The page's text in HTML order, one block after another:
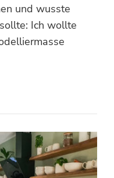
und wusste
Ich wollte